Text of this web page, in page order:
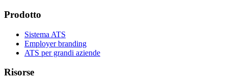
Prodotto
Sistema ATS
Employer branding
ATS per grandi aziende
Risorse